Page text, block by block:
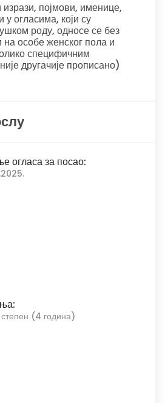
појмови, именице,
у огласима, који су
роду, односе се без
на особе женског пола и
специфичним
другачије прописано)
огласа за посао:
(4 година)